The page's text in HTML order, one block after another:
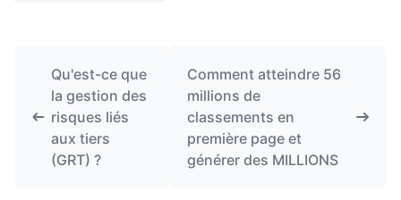
Qu'est-ce que
la gestion des
risques liés
aux tiers
(GRT) ?
Comment atteindre 56
millions de
classements en
première page et
générer des MILLIONS